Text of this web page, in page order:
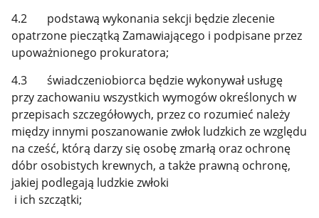
4.2 podstawą wykonania sekcji będzie zlecenie
opatrzone pieczątką Zamawiającego i podpisane przez
upoważnionego prokuratora;
4.3 świadczeniobiorca będzie wykonywał usługę
przy zachowaniu wszystkich wymogów określonych w
przepisach szczegółowych, przez co rozumieć należy
między innymi poszanowanie zwłok ludzkich ze względu
na cześć, którą darzy się osobę zmarłą oraz ochronę
dóbr osobistych krewnych, a także prawną ochronę,
jakiej podlegają ludzkie zwłoki
i ich szczątki;